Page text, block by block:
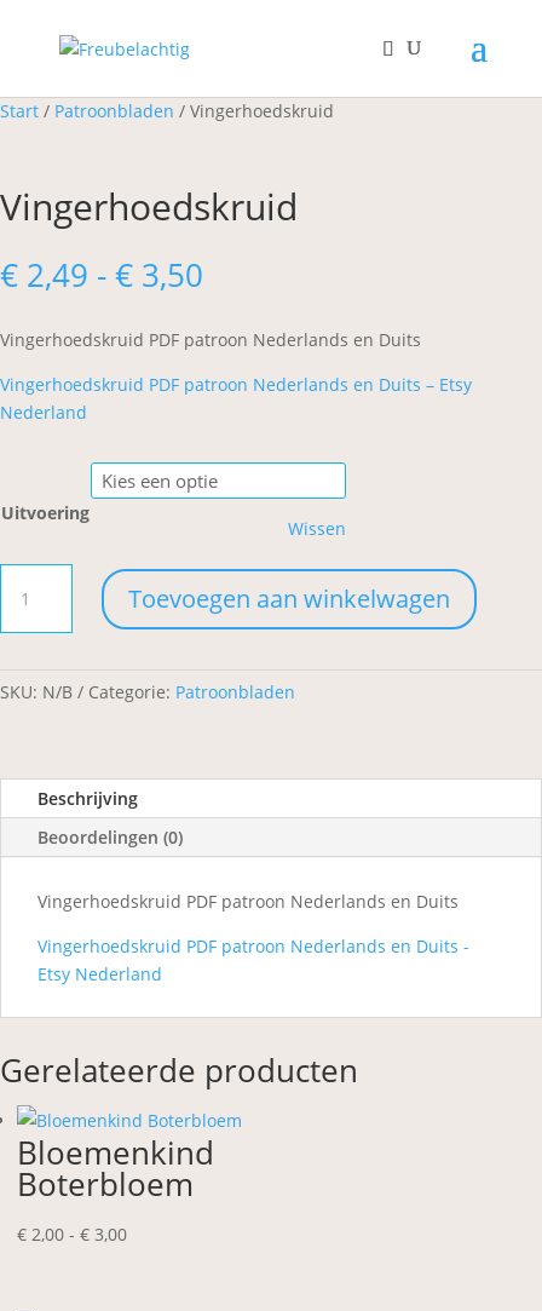
Start / Patroonbladen / Vingerhoedskruid
Vingerhoedskruid
€ 2,49 -€ 3,50
tot
€ 3,50
Vingerhoedskruid PDF patroon Nederlands en Duits
Vingerhoedskruid PDF patroon Nederlands en Duits – Etsy
Nederland
Uitvoering
Wissen
Vingerhoedskruid
aantal
Toevoegen aan winkelwagen
SKU: N/B Categorie: Patroonbladen
Beschrijving
Beoordelingen (0)
Vingerhoedskruid PDF patroon Nederlands en Duits
Vingerhoedskruid PDF patroon Nederlands en Duits -
Etsy Nederland
Gerelateerde producten
Bloemenkind
Boterbloem
€ 2,00 - € 3,00Prijsklasse: